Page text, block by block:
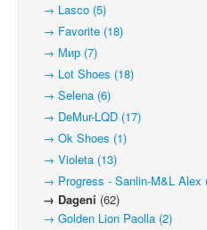
→ Lasco (5)
→ Favorite (18)
→ Мир (7)
→ Lot Shoes (18)
→ Selena (6)
→ DeMur-LQD (17)
→ Ok Shoes (1)
→ Violeta (13)
→ Progress - Sanlin-M&L Alex
→ Dageni (62)
→ Golden Lion Paolla (2)